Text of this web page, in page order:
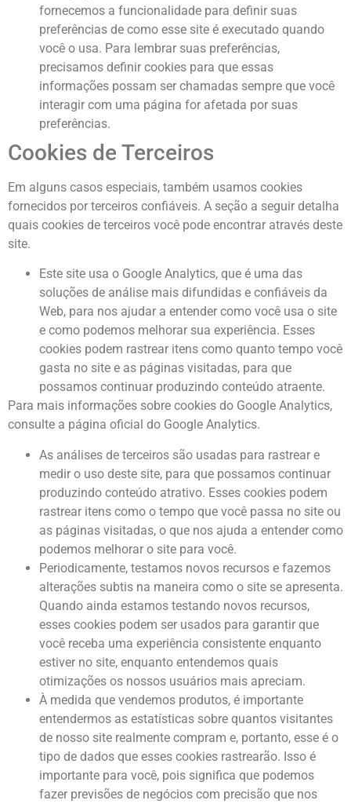
fornecemos a funcionalidade para definir suas
preferências de como esse site é executado quando
você o usa. Para lembrar suas preferências,
precisamos definir cookies para que essas
informações possam ser chamadas sempre que você
interagir com uma página for afetada por suas
preferências.
Cookies de Terceiros
Em alguns casos especiais, também usamos cookies
fornecidos por terceiros confiáveis. A seção a seguir detalha
quais cookies de terceiros você pode encontrar através deste
site.
Este site usa o Google Analytics, que é uma das
soluções de análise mais difundidas e confiáveis ​​da
Web, para nos ajudar a entender como você usa o site
e como podemos melhorar sua experiência. Esses
cookies podem rastrear itens como quanto tempo você
gasta no site e as páginas visitadas, para que
possamos continuar produzindo conteúdo atraente.
Para mais informações sobre cookies do Google Analytics,
consulte a página oficial do Google Analytics.
As análises de terceiros são usadas para rastrear e
medir o uso deste site, para que possamos continuar
produzindo conteúdo atrativo. Esses cookies podem
rastrear itens como o tempo que você passa no site ou
as páginas visitadas, o que nos ajuda a entender como
podemos melhorar o site para você.
Periodicamente, testamos novos recursos e fazemos
alterações subtis na maneira como o site se apresenta.
Quando ainda estamos testando novos recursos,
esses cookies podem ser usados ​​para garantir que
você receba uma experiência consistente enquanto
estiver no site, enquanto entendemos quais
otimizações os nossos usuários mais apreciam.
À medida que vendemos produtos, é importante
entendermos as estatísticas sobre quantos visitantes
de nosso site realmente compram e, portanto, esse é o
tipo de dados que esses cookies rastrearão. Isso é
importante para você, pois significa que podemos
fazer previsões de negócios com precisão que nos